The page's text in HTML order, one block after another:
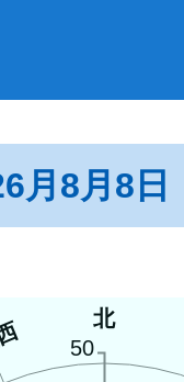
月8月8日
北
50